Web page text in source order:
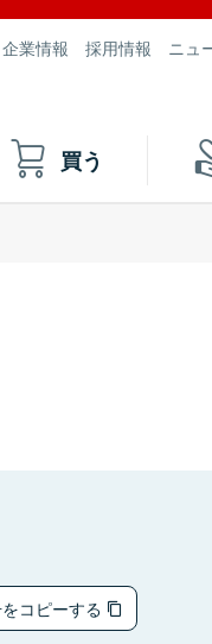
企業情報 採用情報 ニュ
買う
コピーする